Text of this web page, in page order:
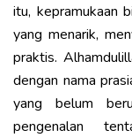
itu, kepramukaan
yang menarik,
praktis.
dengan nama
yang belum
pengenalan